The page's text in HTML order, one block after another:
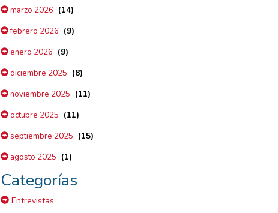
marzo 2026 (14)
febrero 2026 (9)
enero 2026 (9)
diciembre 2025 (8)
noviembre 2025 (11)
octubre 2025 (11)
septiembre 2025 (15)
agosto 2025 (1)
Categorías
Entrevistas